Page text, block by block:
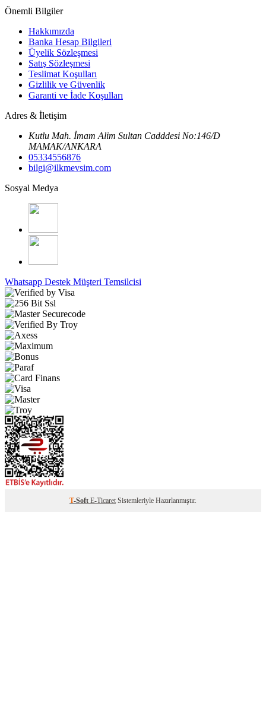
Önemli Bilgiler
Hakkımızda
Banka Hesap Bilgileri
Üyelik Sözleşmesi
Satış Sözleşmesi
Teslimat Koşulları
Gizlilik ve Güvenlik
Garanti ve İade Koşulları
Adres & İletişim
Kutlu Mah. İmam Alim Sultan Cadddesi No:146/D
MAMAK/ANKARA
05334556876
bilgi@ilkmevsim.com
Sosyal Medya
Whatsapp Destek Müşteri Temsilcisi
T-Soft E-Ticaret Sistemleriyle Hazırlanmıştır.